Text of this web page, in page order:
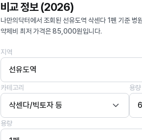
비교 정보 (2026)
나만의닥터에서 조회된 선유도역 삭센다 1펜 기준
약제비 최저 가격은 85,000원입니다.
지역
선유도역
카테고리
삭센다/빅토자 등
용량
용량